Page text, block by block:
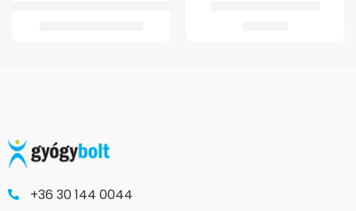
+36 30 144 0044